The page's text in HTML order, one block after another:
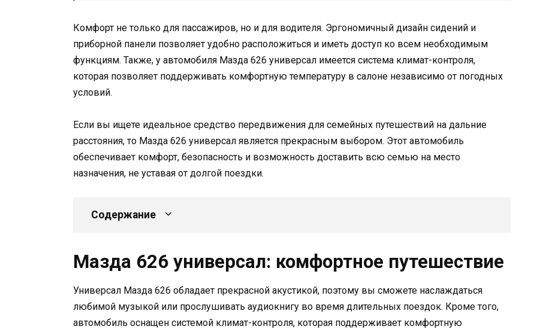
Комфорт не только для пассажиров, но и для водителя. Эргономичный дизайн сидений и
приборной панели позволяет удобно расположиться и иметь доступ ко всем необходимым
функциям. Также, у автомобиля Мазда 626 универсал имеется система климат-контроля,
которая позволяет поддерживать комфортную температуру в салоне независимо от погодных
условий.
Если вы ищете идеальное средство передвижения для семейных путешествий на дальние
расстояния, то Мазда 626 универсал является прекрасным выбором. Этот автомобиль
обеспечивает комфорт, безопасность и возможность доставить всю семью на место
назначения, не уставая от долгой поездки.
Содержание
Мазда 626 универсал: комфортное путешествие
Универсал Мазда 626 обладает прекрасной акустикой, поэтому вы сможете наслаждаться
любимой музыкой или прослушивать аудиокнигу во время длительных поездок. Кроме того,
автомобиль оснащен системой климат-контроля, которая поддерживает комфортную